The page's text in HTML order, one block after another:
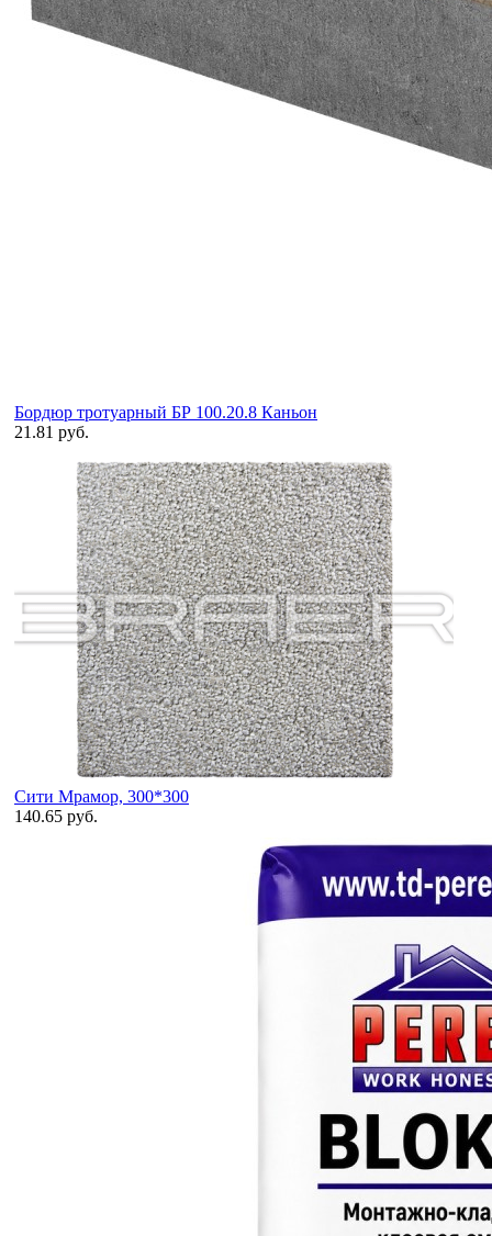
Бордюр тротуарный БР 100.20.8 Каньон
21.81 руб.
Сити Мрамор, 300*300
140.65 руб.